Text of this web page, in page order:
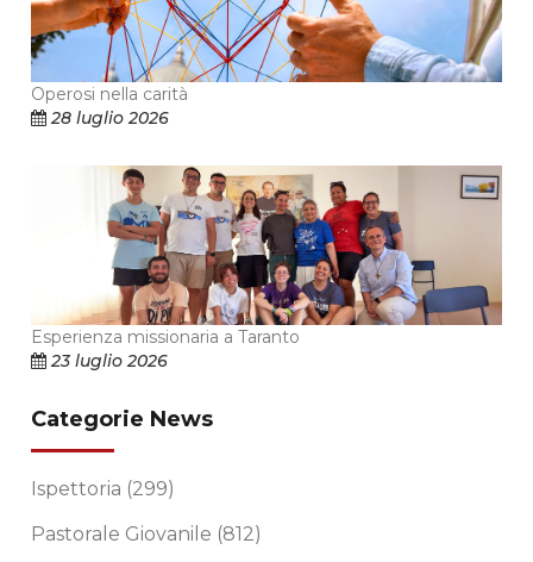
Operosi nella carità
28 luglio 2026
Esperienza missionaria a Taranto
23 luglio 2026
Categorie News
Ispettoria (299)
Pastorale Giovanile (812)